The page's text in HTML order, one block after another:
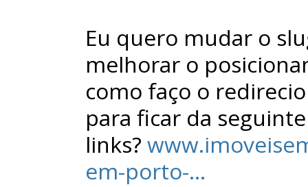
Eu quero mudar o
melhorar o
como faço o
para ficar da
links?
em-porto-...